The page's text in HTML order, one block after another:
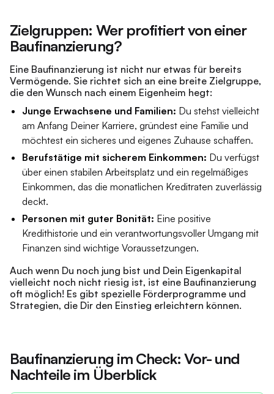
Zielgruppen: Wer profitiert von einer
Baufinanzierung?
Eine Baufinanzierung ist nicht nur etwas für bereits
Vermögende. Sie richtet sich an eine breite Zielgruppe,
die den Wunsch nach einem Eigenheim hegt:
Junge Erwachsene und Familien: Du stehst vielleicht
am Anfang Deiner Karriere, gründest eine Familie und
möchtest ein sicheres und eigenes Zuhause schaffen.
Berufstätige mit sicherem Einkommen: Du verfügst
über einen stabilen Arbeitsplatz und ein regelmäßiges
Einkommen, das die monatlichen Kreditraten zuverlässig
deckt.
Personen mit guter Bonität: Eine positive
Kredithistorie und ein verantwortungsvoller Umgang mit
Finanzen sind wichtige Voraussetzungen.
Auch wenn Du noch jung bist und Dein Eigenkapital
vielleicht noch nicht riesig ist, ist eine Baufinanzierung
oft möglich! Es gibt spezielle Förderprogramme und
Strategien, die Dir den Einstieg erleichtern können.
Baufinanzierung im Check: Vor- und
Nachteile im Überblick